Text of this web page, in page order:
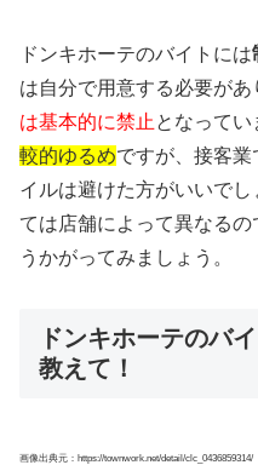
ドンキホーテのバイトには
は自分で用意する必要があ
は基本的に禁止 となってい
較的ゆるめですが、接客
イルは避けた方がいいで
ては店舗によって異なる
うかがってみましょう。
ドンキホーテのバ
教えて！
画像出典元：https://townwork.net/detail/clc_0436859314/